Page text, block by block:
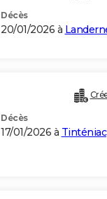
Décès
20/01/2026 à
Décès
17/01/2026 à Tinténiac